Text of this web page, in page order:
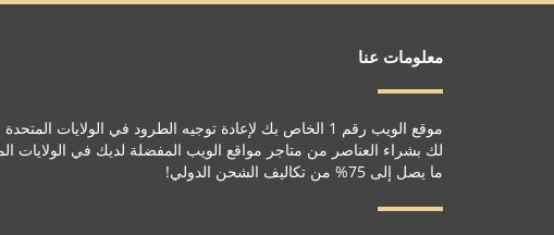
معلومات عنا
موقع الويب رقم 1 الخاص بك لإعادة توجيه الطرود في الولايات
لك بشراء العناصر من متاجر مواقع الويب المفضلة لديك في الولايات
ما يصل إلى 75% من تكاليف الشحن الدولي!